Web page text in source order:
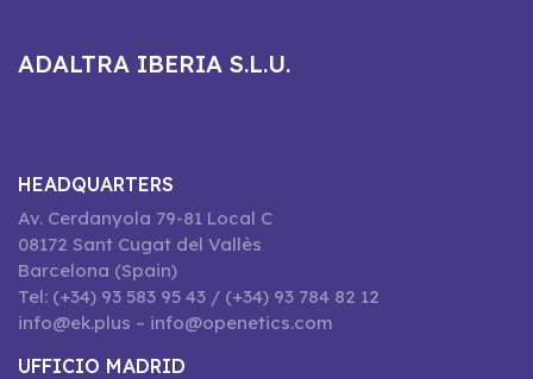
ADALTRA IBERIA S.L.U.
HEADQUARTERS
Av. Cerdanyola 79-81 Local C
08172 Sant Cugat del Vallès
Barcelona (Spain)
Tel: (+34) 93 583 95 43 / (+34) 93 784 82 12
info@ek.plus – info@openetics.com
UFFICIO MADRID